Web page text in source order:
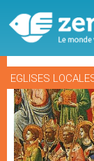
EGLISES